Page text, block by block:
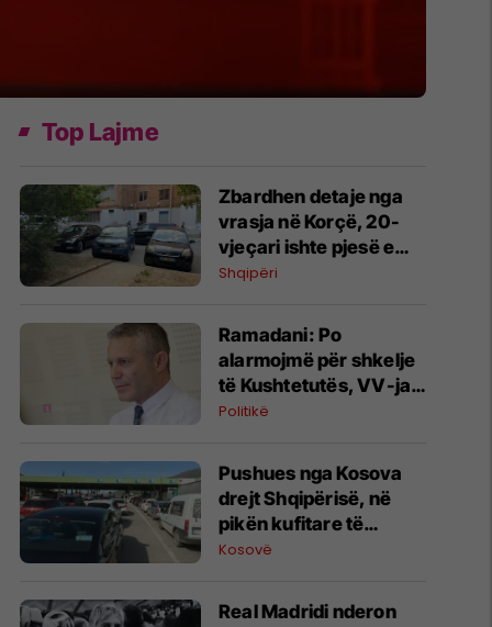
Top Lajme
Zbardhen detaje nga
vrasja në Korçë, 20-
vjeçari ishte pjesë e
Forcave të Armatosura
Shqipëri
Ramadani: Po
alarmojmë për shkelje
të Kushtetutës, VV-ja
po e çon Kosovën drejt
Politikë
​Pushues nga Kosova
drejt Shqipërisë, në
pikën kufitare të
Morinit mbi 41 mijë
Kosovë
Real Madridi nderon